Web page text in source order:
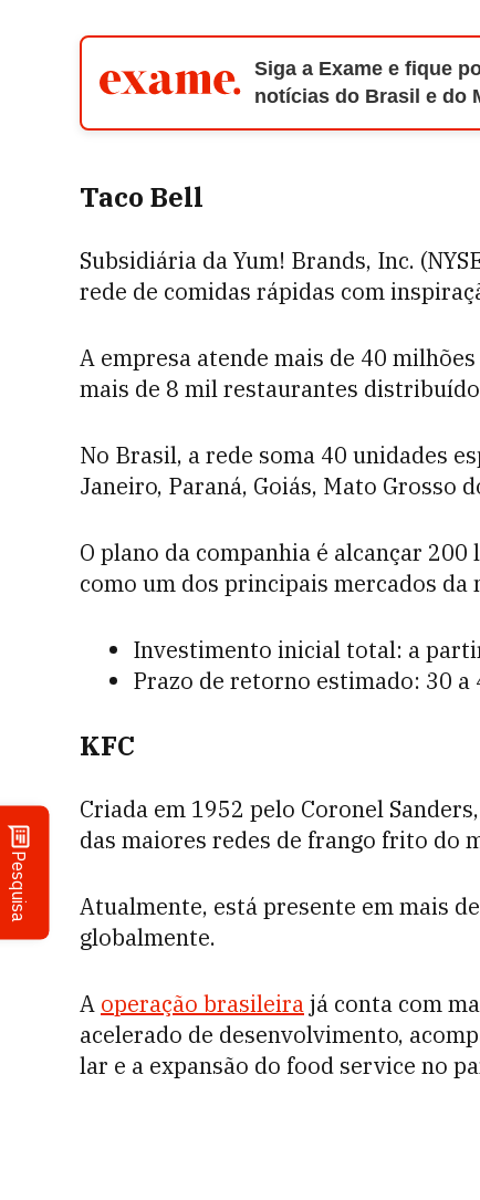
Pesquisa
Siga a Exame e fique
notícias do Brasil e do
Taco Bell
Subsidiária da Yum! Brands, Inc.
rede de comidas rápidas com
A empresa atende mais de 40
mais de 8 mil restaurantes
No Brasil, a rede soma 40 unidades
Janeiro, Paraná, Goiás, Mato Grosso
O plano da companhia é alcançar
como um dos principais mercados da
Investimento inicial total: a
Prazo de retorno estimado: 30 a
KFC
Criada em 1952 pelo Coronel
das maiores redes de frango frito do
Atualmente, está presente em mais
globalmente.
A operação brasileirajá conta com
acelerado de desenvolvimento,
lar e a expansão do food service no